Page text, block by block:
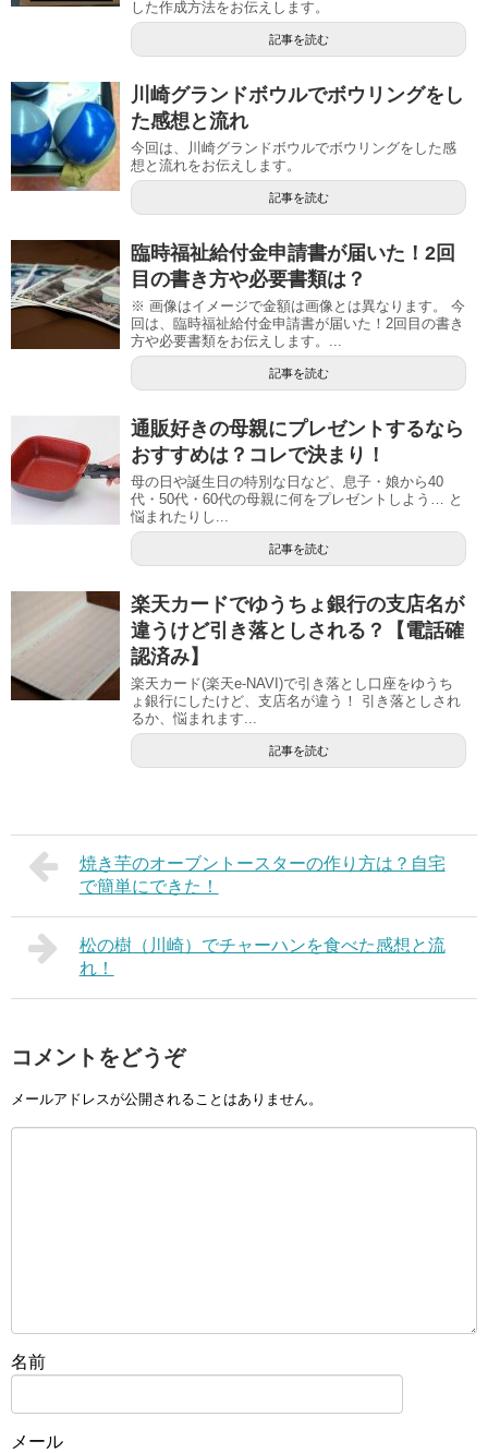
した作成方法をお伝えします。
記事を読む
川崎グランドボウルでボウリングをし
た感想と流れ
今回は、川崎グランドボウルでボウリングをした感
想と流れをお伝えします。
記事を読む
臨時福祉給付金申請書が届いた！2回
目の書き方や必要書類は？
※ 画像はイメージで金額は画像とは異なります。 今
回は、臨時福祉給付金申請書が届いた！2回目の書き
方や必要書類をお伝えします。...
記事を読む
通販好きの母親にプレゼントするなら
おすすめは？コレで決まり！
母の日や誕生日の特別な日など、息子・娘から40
代・50代・60代の母親に何をプレゼントしよう… と
悩まれたりし...
記事を読む
楽天カードでゆうちょ銀行の支店名が
違うけど引き落としされる？【電話確
認済み】
楽天カード(楽天e-NAVI)で引き落とし口座をゆうち
ょ銀行にしたけど、支店名が違う！ 引き落としされ
るか、悩まれます...
記事を読む
焼き芋のオーブントースターの作り方は？自宅
で簡単にできた！
松の樹（川崎）でチャーハンを食べた感想と流
れ！
コメントをどうぞ
メールアドレスが公開されることはありません。
名前
メール